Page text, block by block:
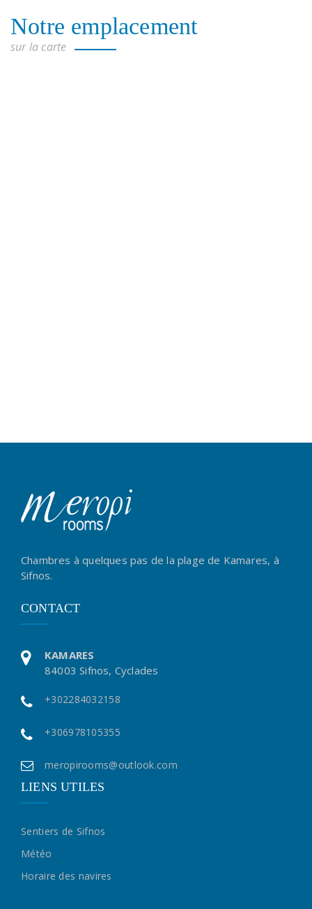
Notre emplacement
sur la carte
Chambres à quelques pas de la plage de Kamares, à
Sifnos.
CONTACT
KAMARES
84003 Sifnos, Cyclades
+302284032158
+306978105355
meropirooms@outlook.com
LIENS UTILES
Sentiers de Sifnos
Météo
Horaire des navires